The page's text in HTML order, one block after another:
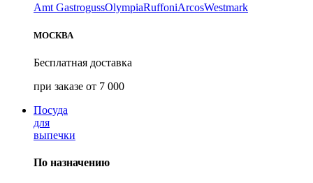
Amt GastrogussOlympiaRuffoniArcosWestmark
МОСКВА
Бесплатная доставка
при заказе от 7 000
Посуда
для
выпечки
По назначению